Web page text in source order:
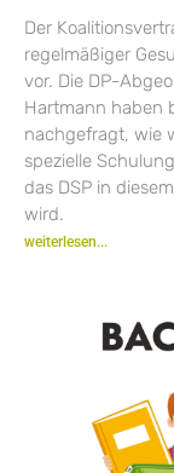
Der
regelmäßiger
vor. Die DP-
Hartmann haben
nachgefragt, wie
spezielle
das DSP in
wird.
weiterlesen...